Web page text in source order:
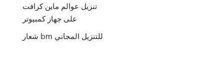
تنزيل عوالم ماين كرافت
على جهاز كمبيوتر
شعار bm للتنزيل المجاني